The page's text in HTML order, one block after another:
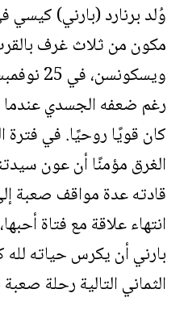
وُلد برنارد (بارني)
مكون من ثلاث غرف
رغم ضعفه الجسدي عندما
كان قويًا روحيًا. في فترة
الغرق مؤمنًا أن عون
قادته عدة مواقف صعبة
انتهاء علاقة مع فتاة
بارني أن يكرس حياته
الثماني التالية رحلة